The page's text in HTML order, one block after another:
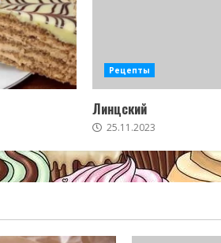
Рецепты
Линцский
25.11.2023